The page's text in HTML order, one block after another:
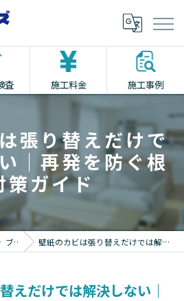
査 施工料金 施工事例
張り替えだけで
｜再発を防ぐ根
策ガイド
ブログ 壁紙のカビは張り替えだけでは解決しない｜再発を防ぐ根本対策ガイド
えだけでは解決しない｜